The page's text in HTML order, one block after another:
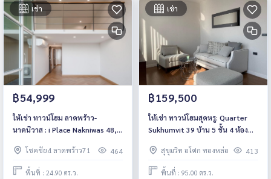
เช่า
฿54,999
ให้เช่า ทาวน์โฮม ลาดพร้าว-
นาคนิวาส : i Place Nakniwas 48, 4
ตกแต่งใหม่ พร้อมเข้าอยู่
โชคชัย4 ลาดพร้าว71 464
พื้นที่ : 24.90 ตร.ว.
เช่า
฿159,500
ให้เช่า ทาวน์โฮมสุดหรู: Quarter
Sukhumvit 39 บ้าน 5 ชั้น 4 ห้อง
สุขุมวิท อโศก ทองหล่อ
413
พื้นที่ : 95.00 ตร.ว.